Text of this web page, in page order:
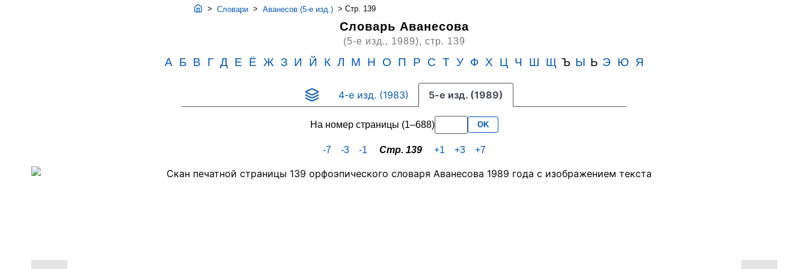
> Словари > Аванесов (5-е изд.) > Стр. 139
Словарь Аванесова
(5-е изд., 1989), стр. 139
А Б В Г Д Е Ё Ж З И Й К Л М Н О П Р С Т У Ф Х Ц Ч Ш Щ Ъ Ы Ь Э Ю Я
4-е изд. (1983) 5-е изд. (1989)
На номер страницы (1–688) OK
-7 -3 -1 Стр. 139 +1 +3 +7
Скан